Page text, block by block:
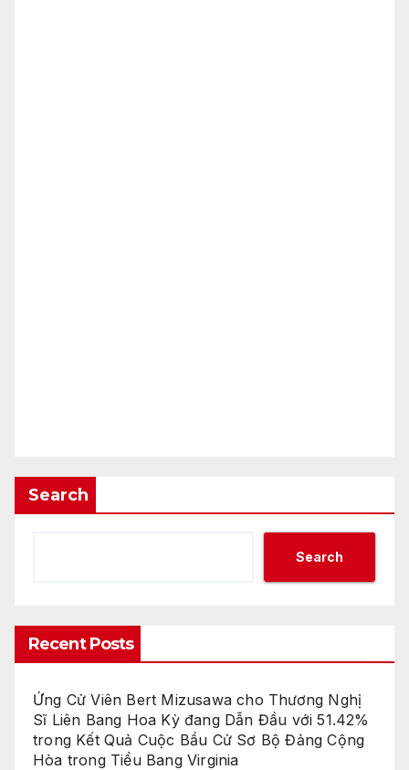
Search
Search
Recent Posts
Ứng Cử Viên Bert Mizusawa cho Thương Nghị
Sĩ Liên Bang Hoa Kỳ đang Dẫn Đầu với 51.42%
trong Kết Quả Cuộc Bầu Cử Sơ Bộ Đảng Cộng
Hòa trong Tiểu Bang Virginia